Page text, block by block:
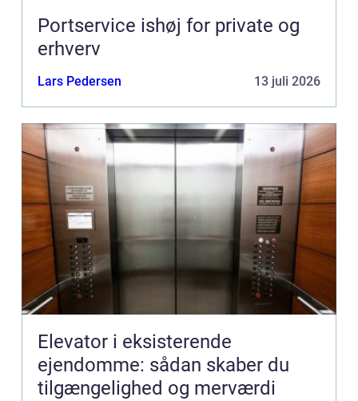
Portservice ishøj for private og
erhverv
Lars Pedersen 13 juli 2026
Elevator i eksisterende
ejendomme: sådan skaber du
tilgængelighed og merværdi